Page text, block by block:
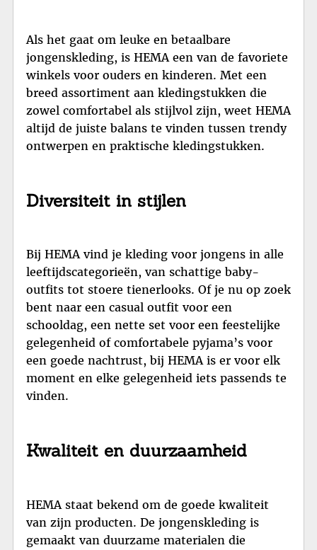
Als het gaat om leuke en betaalbare
jongenskleding, is HEMA een van de favoriete
winkels voor ouders en kinderen. Met een
breed assortiment aan kledingstukken die
zowel comfortabel als stijlvol zijn, weet HEMA
altijd de juiste balans te vinden tussen trendy
ontwerpen en praktische kledingstukken.
Diversiteit in stijlen
Bij HEMA vind je kleding voor jongens in alle
leeftijdscategorieën, van schattige baby-
outfits tot stoere tienerlooks. Of je nu op zoek
bent naar een casual outfit voor een
schooldag, een nette set voor een feestelijke
gelegenheid of comfortabele pyjama’s voor
een goede nachtrust, bij HEMA is er voor elk
moment en elke gelegenheid iets passends te
vinden.
Kwaliteit en duurzaamheid
HEMA staat bekend om de goede kwaliteit
van zijn producten. De jongenskleding is
gemaakt van duurzame materialen die